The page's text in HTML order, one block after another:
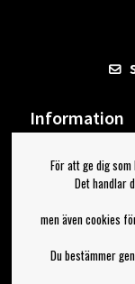
Information
Om Bengans
FAQ / Köp- &
Jag
För att ge dig
Det handlar
men även cookies
Du bestämmer